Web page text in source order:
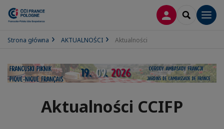
LOGOWANIE
SEARCH
Strona główna AKTUALNOŚCI Aktualności
Aktualności CCIFP